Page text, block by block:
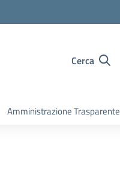
Cerca
Amministrazione Trasparente